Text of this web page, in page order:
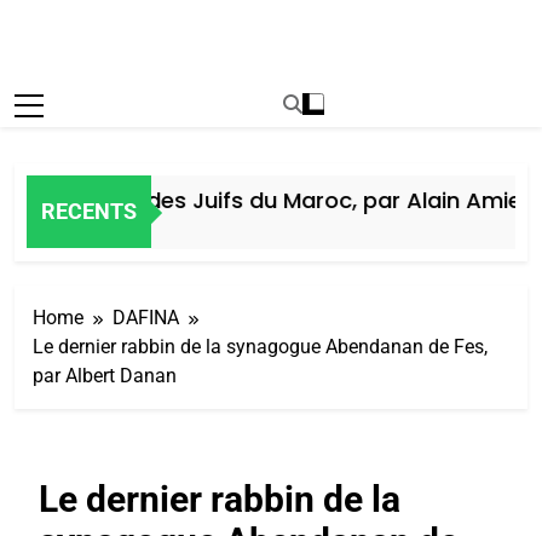
RECENTS
Histoire des Juifs du Maroc, par Alain Amiel
Home
DAFINA
Le dernier rabbin de la synagogue Abendanan de Fes,
par Albert Danan
Le dernier rabbin de la